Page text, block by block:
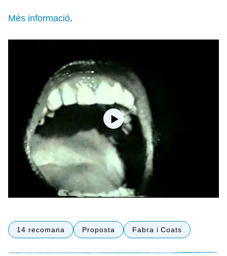
Més informació.
14 recomana Proposta Fabra i Coats